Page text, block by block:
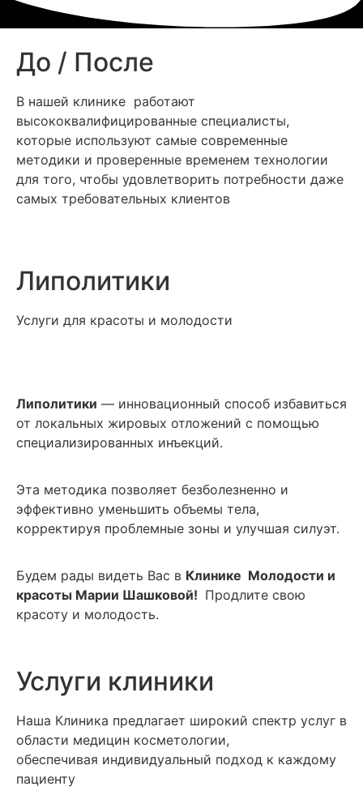
До / После
В нашей клинике работают
высококвалифицированные специалисты,
которые используют самые современные
методики и проверенные временем технологии
для того, чтобы удовлетворить потребности даже
самых требовательных клиентов
Липолитики
Услуги для красоты и молодости
Липолитики — инновационный способ избавиться
от локальных жировых отложений с помощью
специализированных инъекций.
Эта методика позволяет безболезненно и
эффективно уменьшить объемы тела,
корректируя проблемные зоны и улучшая силуэт.
Будем рады видеть Вас в Клинике Молодости и
красоты Марии Шашковой! Продлите свою
красоту и молодость.
Услуги клиники
Наша Клиника предлагает широкий спектр услуг в
области медицин косметологии,
обеспечивая индивидуальный подход к каждому
пациенту